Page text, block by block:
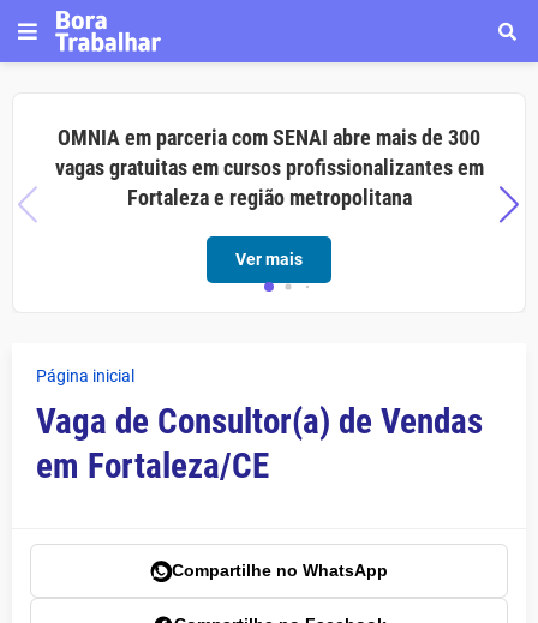
OMNIA em parceria com SENAI abre mais de 300
vagas gratuitas em cursos profissionalizantes em
Fortaleza e região metropolitana
Ver mais
Página inicial
Vaga de Consultor(a) de Vendas
em Fortaleza/CE
Compartilhe no WhatsApp